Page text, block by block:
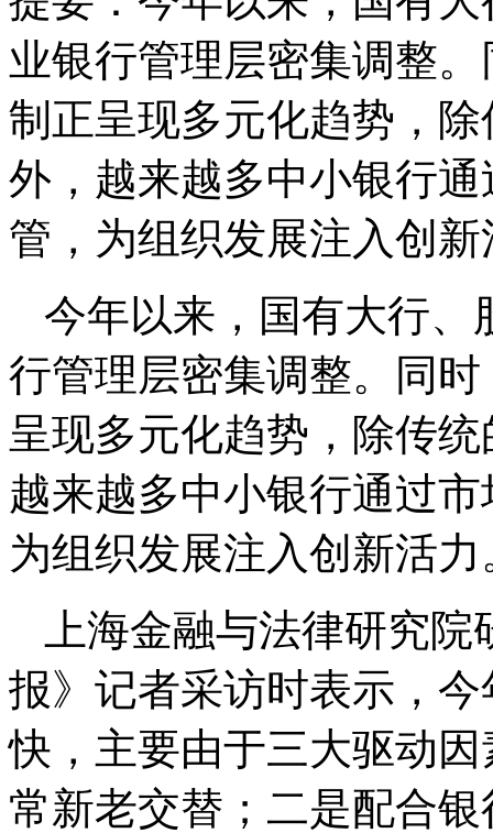
业银行管理层密集调整
制正呈现多元化趋势，
外，越来越多中小银行
管，为组织发展注入创新
今年以来，国有大行、
行管理层密集调整。同
呈现多元化趋势，除传
越来越多中小银行通过
为组织发展注入创新活力
上海金融与法律研究
报》记者采访时表示，
快，主要由于三大驱动
常新老交替；二是配合